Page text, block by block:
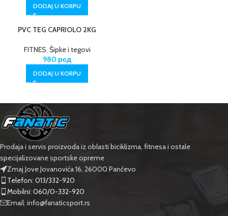
DODAJ U KORPU
PVC TEG CAPRIOLO 2KG
FITNES, Šipke i tegovi
980 рсд
DODAJ U KORPU
Prodaja i servis proizvoda iz oblasti biciklizma, fitnesa i ostale
specijalizovane sportske opreme
Zmaj Jove Jovanovića 16, 26000 Pančevo
Telefon: 013/332-920
Mobilni: 060/0-332-920
Email: info@fanaticsport.rs